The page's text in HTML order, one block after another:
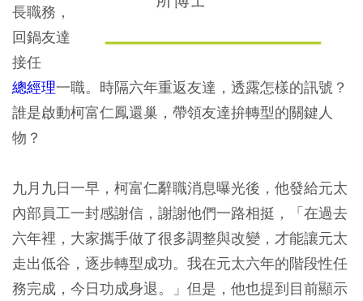
長職務，
回鍋友達
接任
總經理一職。時隔六年重返友達，透露怎樣的訊號？
誰是啟動柯富仁鳳還巢，帶領友達拚轉型的關鍵人
物？
九月九日一早，柯富仁辭職消息曝光後，他發給元太
內部員工一封感謝信，謝謝他們一路相挺，「在過去
六年裡，大家攜手做了很多調整與改變，才能讓元太
走出低谷，逐步轉型成功。我在元太六年的階段性任
務完成，今日功成身退。」但是，他也提到目前顯示